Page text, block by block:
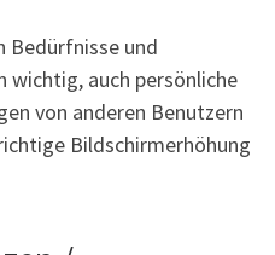
Bedürfnisse und
wichtig, auch persönliche
von anderen Benutzern
Bildschirmerhöhung